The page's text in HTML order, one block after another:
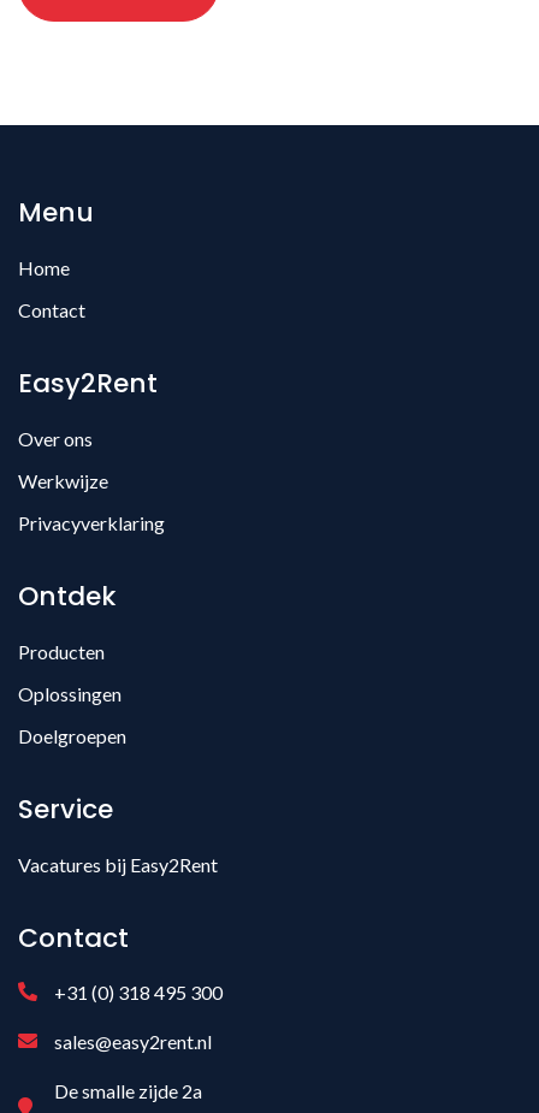
Menu
Home
Contact
Easy2Rent
Over ons
Werkwijze
Privacyverklaring
Ontdek
Producten
Oplossingen
Doelgroepen
Service
Vacatures bij Easy2Rent
Contact
+31 (0) 318 495 300
sales@easy2rent.nl
De smalle zijde 2a